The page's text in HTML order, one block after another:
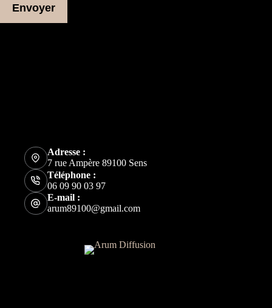
Envoyer
Adresse :
7 rue Ampère 89100 Sens
Téléphone :
06 09 90 03 97
E-mail :
arum89100@gmail.com